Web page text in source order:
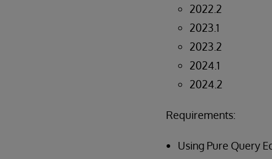
2022.2
2023.1
2023.2
2024.1
2024.2
Requirements:
Using Pure Query